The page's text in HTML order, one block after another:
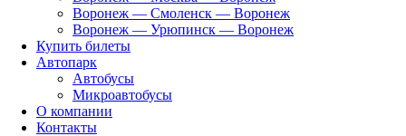
Воронеж — Смоленск — Воронеж
Воронеж — Урюпинск — Воронеж
Купить билеты
Автопарк
Автобусы
Микроавтобусы
О компании
Контакты